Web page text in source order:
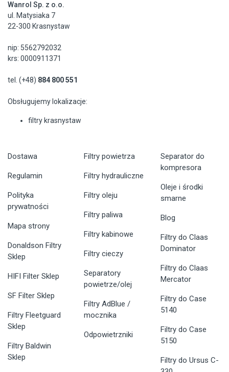
Wanrol Sp. z o.o.
ul. Matysiaka 7
22-300 Krasnystaw
nip: 5562792032
krs: 0000911371
tel. (+48) 884 800 551
Obsługujemy lokalizacje:
filtry krasnystaw
Dostawa
Regulamin
Polityka
prywatności
Mapa strony
Donaldson Filtry
Sklep
HIFI Filter Sklep
SF Filter Sklep
Filtry Fleetguard
Sklep
Filtry Baldwin
Sklep
Filtry powietrza
Filtry hydrauliczne
Filtry oleju
Filtry paliwa
Filtry kabinowe
Filtry cieczy
Separatory
powietrze/olej
Filtry AdBlue /
mocznika
Odpowietrzniki
Separator do
kompresora
Oleje i środki
smarne
Blog
Filtry do Claas
Dominator
Filtry do Claas
Mercator
Filtry do Case
5140
Filtry do Case
5150
Filtry do Ursus C-